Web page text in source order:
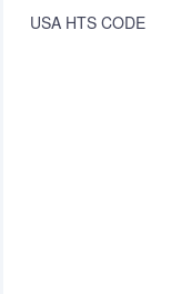
USA HTS CODE